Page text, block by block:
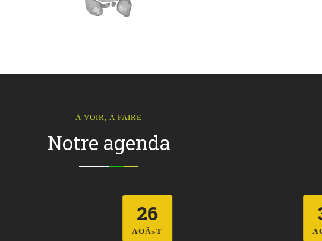
À VOIR, À FAIRE
Notre agenda
26
AOÃ»T